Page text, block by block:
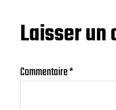
Laisser
Commentaire*